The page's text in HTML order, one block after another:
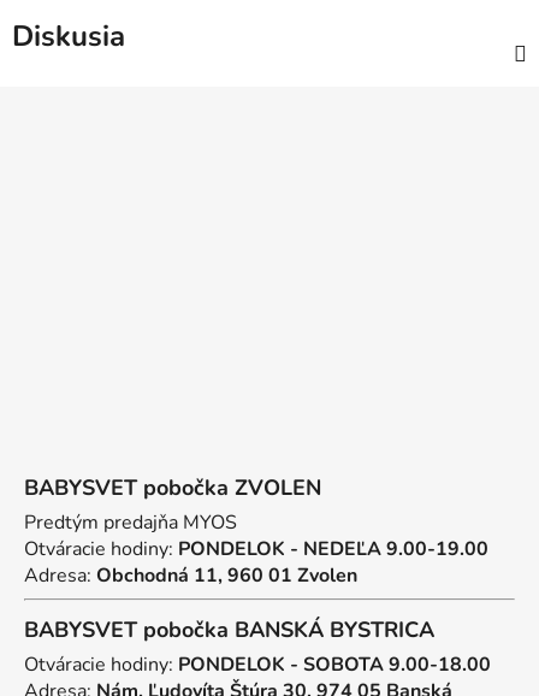
Diskusia
BABYSVET pobočka ZVOLEN
Predtým predajňa MYOS
Otváracie hodiny: PONDELOK - NEDEĽA 9.00-19.00
Adresa: Obchodná 11, 960 01 Zvolen
BABYSVET pobočka BANSKÁ BYSTRICA
Otváracie hodiny: PONDELOK - SOBOTA 9.00-18.00